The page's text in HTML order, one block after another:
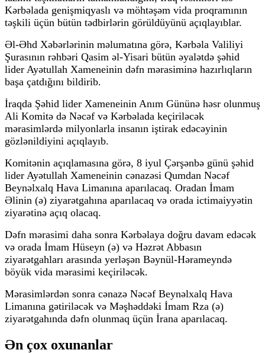
Kərbəlada genişmiqyaslı və möhtəşəm vida proqramının
təşkili üçün bütün tədbirlərin görüldüyünü açıqlayıblar.
Əl-Əhd Xəbərlərinin məlumatına görə, Kərbəla Valiliyi
Şurasının rəhbəri Qasim əl-Yisari bütün əyalətdə şəhid
lider Ayətullah Xameneinin dəfn mərasiminə hazırlıqların
başa çatdığını bildirib.
İraqda Şəhid lider Xameneinin Anım Gününə həsr olunmuş
Ali Komitə də Nəcəf və Kərbəlada keçiriləcək
mərasimlərdə milyonlarla insanın iştirak edəcəyinin
gözlənildiyini açıqlayıb.
Komitənin açıqlamasına görə, 8 iyul Çərşənbə günü şəhid
lider Ayətullah Xameneinin cənazəsi Qumdan Nəcəf
Beynəlxalq Hava Limanına aparılacaq. Oradan İmam
Əlinin (ə) ziyarətgahına aparılacaq və orada ictimaiyyətin
ziyarətinə açıq olacaq.
Dəfn mərasimi daha sonra Kərbəlaya doğru davam edəcək
və orada İmam Hüseyn (ə) və Həzrət Abbasın
ziyarətgahları arasında yerləşən Bəynül-Hərameyndə
böyük vida mərasimi keçiriləcək.
Mərasimlərdən sonra cənazə Nəcəf Beynəlxalq Hava
Limanına gətiriləcək və Məşhəddəki İmam Rza (ə)
ziyarətgahında dəfn olunmaq üçün İrana aparılacaq.
Ən çox oxunanlar